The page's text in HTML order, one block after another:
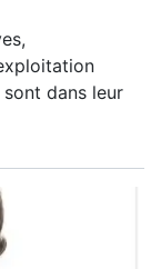
dans leur